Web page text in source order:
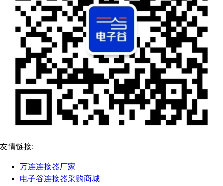
友情链接:
万连连接器厂家
电子谷连接器采购商城